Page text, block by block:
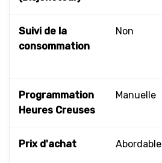
Suivi de la
consommation
Non
Programmation
Heures Creuses
Manuelle
Prix d'achat Abordable